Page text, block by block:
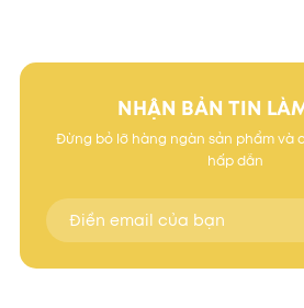
NHẬN BẢN TIN
Đừng bỏ lỡ hàng ngàn sản phẩm và
hấp dẫn